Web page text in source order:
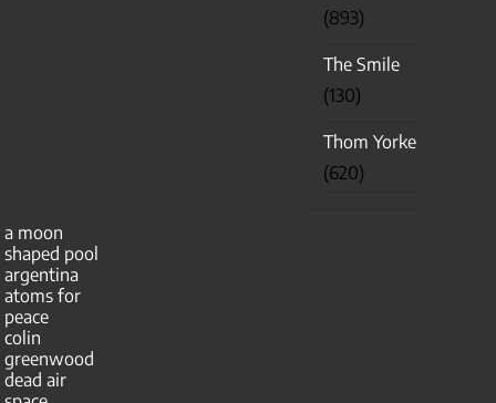
(893)
The Smile
(130)
Thom Yorke
(620)
a moon
shaped pool
argentina
atoms for
peace
colin
greenwood
dead air